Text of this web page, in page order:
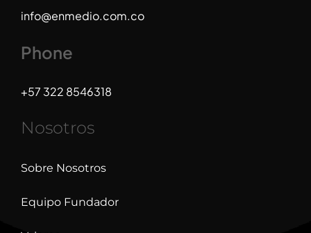
info@enmedio.com.co
Phone
+57 322 8546318
Nosotros
Sobre Nosotros
Equipo Fundador